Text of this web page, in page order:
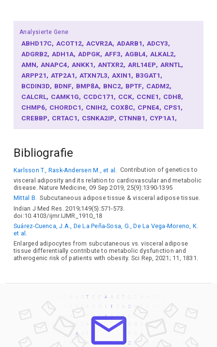
Analysierte Gene
ABHD17C ACOT12 ACVR2A ADARB1 ADCY3
ADGRB2 ADH1A ADPGK AFF3 AGBL4 ALKAL2
AMN ANAPC4 ANKK1 ANTXR2 ARL14EP ARNTL
ARPP21 ATP2A1 ATXN7L3 AXIN1 B3GAT1
BCDIN3D BDNF BMP8A BNC2 BPTF CADM2
CALCRL CAMK1G CCDC171 CCK CCNE1 CDH8
CHMP6 CHORDC1 CNIH2 COX8C CPNE4 CPS1
CREBBP CRTAC1 CSNKA2IP CTNNB1 CYP1A1
DAPL1 DCP1B DHFR2 DIO2 DLC1 DLK1 DNAJC1
ETV5 FAM114A2
FOXG1 FOXO3
GBE1
GGNBP2 GIPR GNPDA2 GOLGA3
GPR61
GRIN2A H2BC8 HIVEP2 HIVEP3 HMG20A
HNF4G
HSD17B12 HTR1A IGF2BP1
KIAA1522
LCORL
LEMD2 LINGO1 LINGO2
MC4R MCMDC2 MEF2C MIB2 MMS22L MON1A
MSANTD1
NQO1 NRXN1 NUDT12 OLFM4 PARD3B PCDH17
PCDH18 PDE1C PDZRN4 PGPEP1 PHF2 PKD1
RTN4RL1 SCYL1
SLC6A4 SLIT2
SPDYE17 SPHKAP
STPG4 STXBP6 SYT14
TLX3 TMEM160 TMEM161B
Bibliografie
Karlsson T., Rask-Andersen M., et al.
Contribution of genetics to
visceral adiposity and its relation to cardiovascular and metabolic
disease. Nature Medicine, 09 Sep 2019, 25(9):1390-1395
Mittal B. Subcutaneous adipose tissue & visceral adipose tissue.
Indian J Med Res. 2019;149(5):571-573.
doi:10.4103/ijmr.IJMR_1910_18
Suárez-Cuenca, J.A., De La Peña-Sosa, G., De La Vega-Moreno, K.
et al.
Enlarged adipocytes from subcutaneous vs. visceral adipose
tissue differentially contribute to metabolic dysfunction and
atherogenic risk of patients with obesity. Sci Rep, 2021; 11, 1831.